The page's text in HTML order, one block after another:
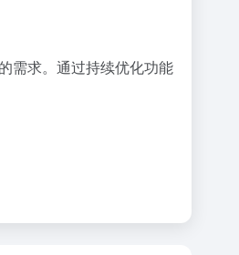
需求。通过持续优化功能